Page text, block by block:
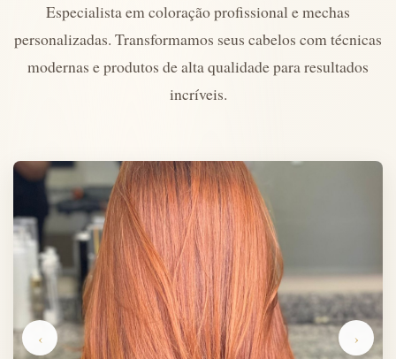
Especialista em coloração profissional e mechas
personalizadas. Transformamos seus cabelos com técnicas
modernas e produtos de alta qualidade para resultados
incríveis.
‹ ›